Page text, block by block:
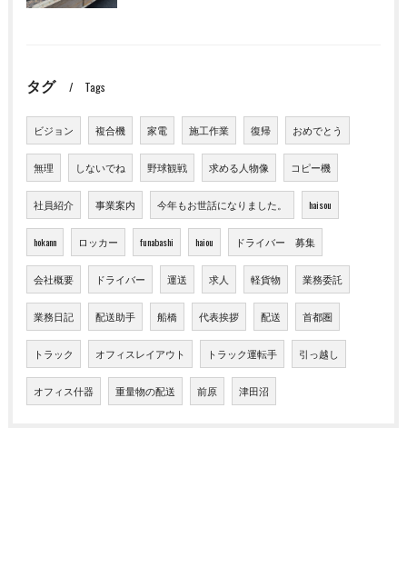
タグ Tags
ビジョン 複合機 家電 施工作業 復帰 おめでとう
無理 しないでね 野球観戦 求める人物像 コピー機
社員紹介 事業案内 今年もお世話になりました。 haisou
hokann ロッカー funabashi haiou ドライバー 募集
会社概要 ドライバー 運送 求人 軽貨物 業務委託
業務日記 配送助手 船橋 代表挨拶 配送 首都圏
トラック オフィスレイアウト トラック運転手 引っ越し
オフィス什器 重量物の配送 前原 津田沼